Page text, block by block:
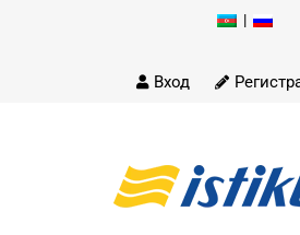
|
Вход